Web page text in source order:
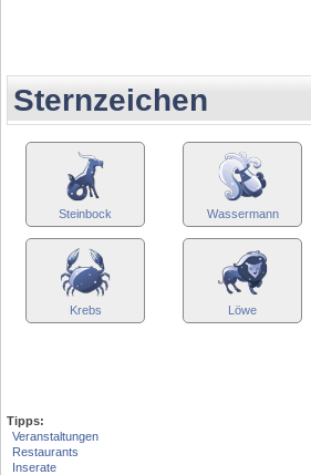
Sternzeichen
Steinbock Wassermann
Krebs Löwe
Tipps:
Veranstaltungen
Restaurants
Inserate